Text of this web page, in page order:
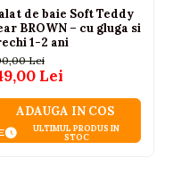
de baie Soft Teddy
BROWN – cu gluga si
1-2 ani
Lei
Lei
ADAUGA IN COS
ULTIMUL PRODUS IN
STOC